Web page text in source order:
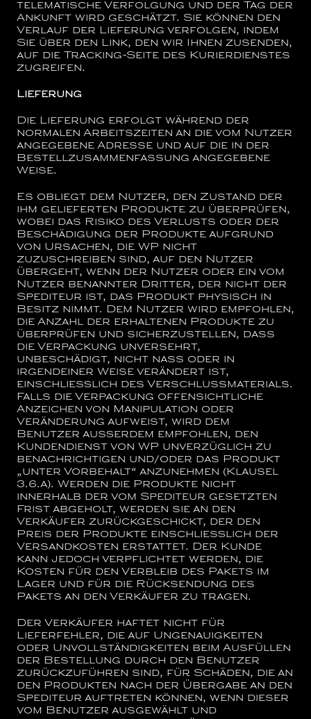
telematische Verfolgung und der Tag der
Ankunft wird geschätzt. Sie können den
Verlauf der Lieferung verfolgen, indem
Sie über den Link, den wir Ihnen zusenden,
auf die Tracking-Seite des Kurierdienstes
zugreifen.
Lieferung
Die Lieferung erfolgt während der
normalen Arbeitszeiten an die vom Nutzer
angegebene Adresse und auf die in der
Bestellzusammenfassung angegebene
Weise.
Es obliegt dem Nutzer, den Zustand der
ihm gelieferten Produkte zu überprüfen,
wobei das Risiko des Verlusts oder der
Beschädigung der Produkte aufgrund
von Ursachen, die WP nicht
zuzuschreiben sind, auf den Nutzer
übergeht, wenn der Nutzer oder ein vom
Nutzer benannter Dritter, der nicht der
Spediteur ist, das Produkt physisch in
Besitz nimmt. Dem Nutzer wird empfohlen,
die Anzahl der erhaltenen Produkte zu
überprüfen und sicherzustellen, dass
die Verpackung unversehrt,
unbeschädigt, nicht nass oder in
irgendeiner Weise verändert ist,
einschließlich des Verschlussmaterials.
Falls die Verpackung offensichtliche
Anzeichen von Manipulation oder
Veränderung aufweist, wird dem
Benutzer außerdem empfohlen, den
Kundendienst von WP unverzüglich zu
benachrichtigen und/oder das Produkt
„unter Vorbehalt“ anzunehmen (Klausel
3.6.a). Werden die Produkte nicht
innerhalb der vom Spediteur gesetzten
Frist abgeholt, werden sie an den
Verkäufer zurückgeschickt, der den
Preis der Produkte einschließlich der
Versandkosten erstattet. Der Kunde
kann jedoch verpflichtet werden, die
Kosten für den Verbleib des Pakets im
Lager und für die Rücksendung des
Pakets an den Verkäufer zu tragen.
Der Verkäufer haftet nicht für
Lieferfehler, die auf Ungenauigkeiten
oder Unvollständigkeiten beim Ausfüllen
der Bestellung durch den Benutzer
zurückzuführen sind, für Schäden, die an
den Produkten nach der Übergabe an den
Spediteur auftreten können, wenn dieser
vom Benutzer ausgewählt und